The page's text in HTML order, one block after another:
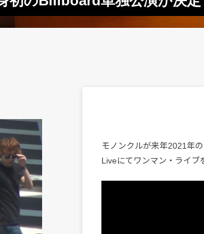
モノンクルが来年2021年
Liveにてワンマン・ライブ